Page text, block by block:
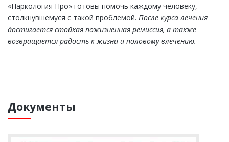
«Наркология Про» готовы помочь каждому человеку,
столкнувшемуся с такой проблемой. После курса лечения
достигается стойкая пожизненная ремиссия, а также
возвращается радость к жизни и половому влечению.
Документы